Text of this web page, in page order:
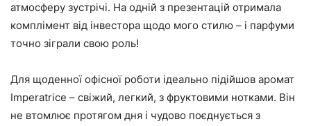
атмосферу зустрічі. На одній з презентацій отримала
комплімент від інвестора щодо мого стилю – і парфуми
точно зіграли свою роль!
Для щоденної офісної роботи ідеально підійшов аромат
Imperatrice – свіжий, легкий, з фруктовими нотками. Він
не втомлює протягом дня і чудово поєднується з